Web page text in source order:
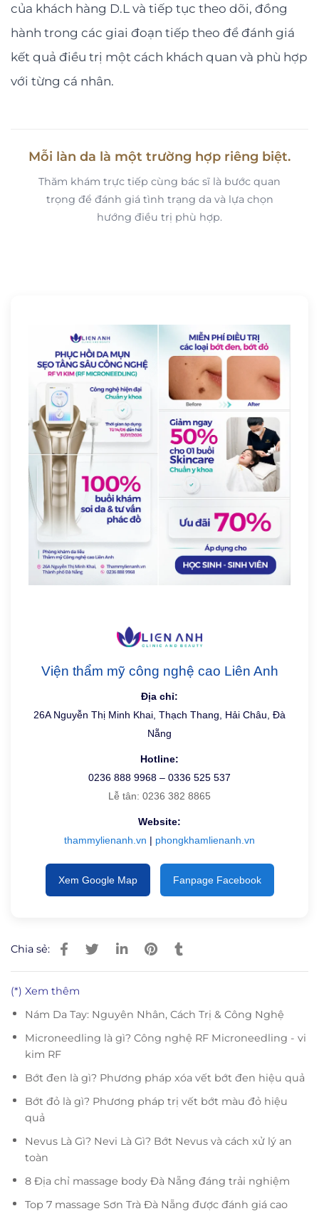
của khách hàng D.L và tiếp tục theo dõi, đồng
hành trong các giai đoạn tiếp theo để đánh giá
kết quả điều trị một cách khách quan và phù hợp
với từng cá nhân.
Mỗi làn da là một trường hợp riêng biệt.
Thăm khám trực tiếp cùng bác sĩ là bước quan
trọng để đánh giá tình trạng da và lựa chọn
hướng điều trị phù hợp.
Viện thẩm mỹ công nghệ cao Liên Anh
Địa chỉ:
26A Nguyễn Thị Minh Khai, Thạch Thang, Hải Châu, Đà
Nẵng
Hotline:
0236 888 9968 – 0336 525 537
Lễ tân: 0236 382 8865
Website:
thammylienanh.vn | phongkhamlienanh.vn
Xem Google Map Fanpage Facebook
Chia sẻ:
(*) Xem thêm
Nám Da Tay: Nguyên Nhân, Cách Trị & Công Nghệ
Microneedling là gì? Công nghệ RF Microneedling - vi
kim RF
Bớt đen là gì? Phương pháp xóa vết bớt đen hiệu quả
Bớt đỏ là gì? Phương pháp trị vết bớt màu đỏ hiệu
quả
Nevus Là Gì? Nevi Là Gì? Bớt Nevus và cách xử lý an
toàn
8 Địa chỉ massage body Đà Nẵng đáng trải nghiệm
Top 7 massage Sơn Trà Đà Nẵng được đánh giá cao